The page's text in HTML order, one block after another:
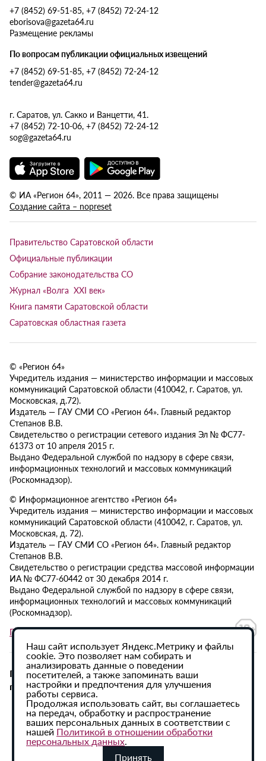
+7 (8452) 69-51-85, +7 (8452) 72-24-12
eborisova@gazeta64.ru
Размещение рекламы
По вопросам публикации официальных извещений
+7 (8452) 69-51-85, +7 (8452) 72-24-12
tender@gazeta64.ru
г. Саратов, ул. Сакко и Ванцетти, 41.
+7 (8452) 72-10-06, +7 (8452) 72-24-12
sog@gazeta64.ru
© ИА «Регион 64», 2011 — 2026. Все права защищены
Создание сайта – nopreset
Правительство Саратовской области
Официальные публикации
Собрание законодательства СО
Журнал «Волга XXI век»
Книга памяти Саратовской области
Саратовская областная газета
© «Регион 64»
Учредитель издания — министерство информации и массовых
коммуникаций Саратовской области (410042, г. Саратов, ул.
Московская, д.72).
Издатель — ГАУ СМИ СО «Регион 64». Главный редактор
Степанов В.В.
Свидетельство о регистрации сетевого издания Эл № ФС77-
61373 от 10 апреля 2015 г.
Выдано Федеральной службой по надзору в сфере связи,
информационных технологий и массовых коммуникаций
(Роскомнадзор).
© Информационное агентство «Регион 64»
Учредитель издания — министерство информации и массовых
коммуникаций Саратовской области (410042, г. Саратов, ул.
Московская, д. 72).
Издатель — ГАУ СМИ СО «Регион 64». Главный редактор
Степанов В.В.
Свидетельство о регистрации средства массовой информации
ИА № ФС77-60442 от 30 декабря 2014 г.
Выдано Федеральной службой по надзору в сфере связи,
информационных технологий и массовых коммуникаций
(Роскомнадзор).
Политика в отношении обработки персональных данных
При использовании материалов сайта активная
гиперссылка на ИА «Регион 64» обязательна.
Наш сайт использует Яндекс.Метрику и файлы
cookie. Это позволяет нам собирать и
анализировать данные о поведении
посетителей, а также запоминать ваши
настройки и предпочтения для улучшения
работы сервиса.
Продолжая использовать сайт, вы соглашаетесь
на передач, обработку и распространение
ваших персональных данных в соответствии с
нашей Политикой в отношении обработки
персональных данных.
Принять